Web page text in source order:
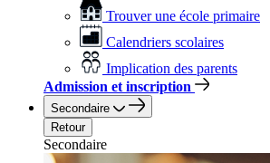
Trouver une école primaire
Calendriers scolaires
Implication des parents
Admission et inscription
Secondaire
Retour
Secondaire